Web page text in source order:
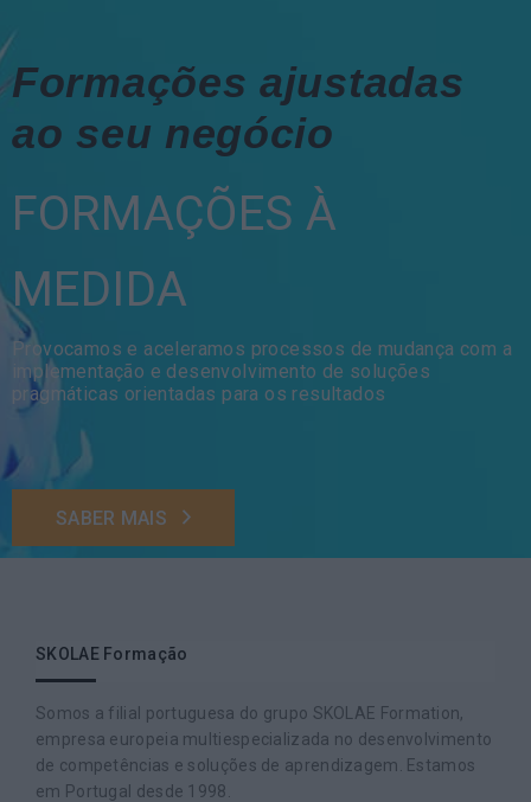
Formações ajustadas
ao seu negócio
FORMAÇÕES À
MEDIDA
Provocamos e aceleramos processos de mudança com a
implementação e desenvolvimento de soluções
pragmáticas orientadas para os resultados
SABER MAIS
SKOLAE Formação
Somos a filial portuguesa do grupo SKOLAE Formation,
empresa europeia multiespecializada no desenvolvimento
de competências e soluções de aprendizagem. Estamos
em Portugal desde 1998.